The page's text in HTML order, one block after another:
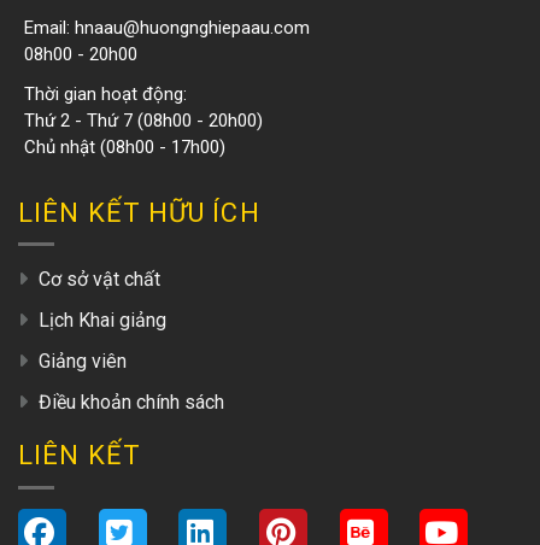
Email: hnaau@huongnghiepaau.com
08h00 - 20h00
Thời gian hoạt động:
Thứ 2 - Thứ 7 (08h00 - 20h00)
Chủ nhật (08h00 - 17h00)
LIÊN KẾT HỮU ÍCH
Cơ sở vật chất
Lịch Khai giảng
Giảng viên
Điều khoản chính sách
LIÊN KẾT